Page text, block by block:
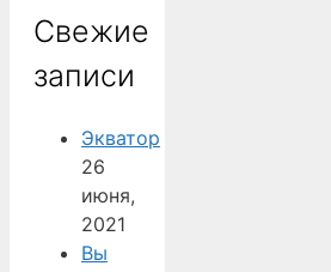
Свежие
записи
Экватор
26
июня,
2021
Вы